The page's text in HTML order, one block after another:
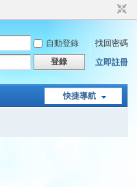
自動登錄
找回密碼
登錄 立即註冊
快捷導航